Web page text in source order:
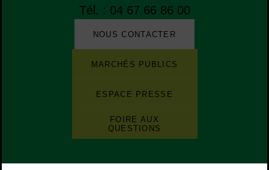
Tél. : 04 67 66 86 00
NOUS CONTACTER
MARCHÉS PUBLICS
ESPACE PRESSE
FOIRE AUX
QUESTIONS